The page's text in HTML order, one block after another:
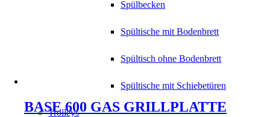
Spülbecken
Spültische mit Bodenbrett
Spültisch ohne Bodenbrett
Spültische mit Schiebetüren
Trolleys
BASE 600 GAS GRILLPLATTE